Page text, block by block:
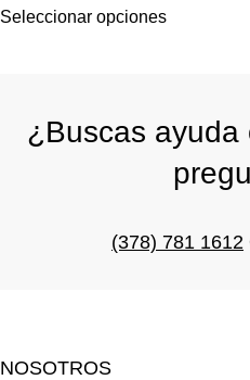
Seleccionar opciones
¿Buscas
(378) 781 1612
NOSOTROS